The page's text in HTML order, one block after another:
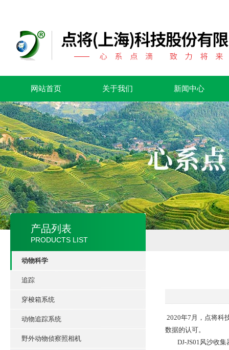
网站首页 关于我们 新闻中心
产品列表
PRODUCTS LIST
动物科学
追踪
穿梭箱系统
动物追踪系统
野外动物侦察照相机
2020年7月，点将科
数据的认可。
DJ-JS01风沙收集